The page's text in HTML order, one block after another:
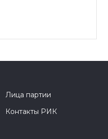
Лица партии
Контакты РИК